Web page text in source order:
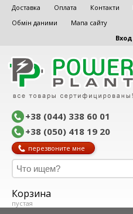
Доставка Оплата Контакти
Обмін даними
Мапа сайту
Вход
+38 (044) 338 60 01
+38 (050) 418 19 20
перезвоните мне
Корзина
пустая